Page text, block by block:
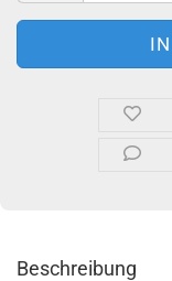
Beschreibung